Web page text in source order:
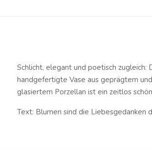
Schlicht, elegant und poetisch zugleich:
handgefertigte Vase aus geprägtem
glasiertem Porzellan ist ein zeitlos
Text: Blumen sind die Liebesgedanken